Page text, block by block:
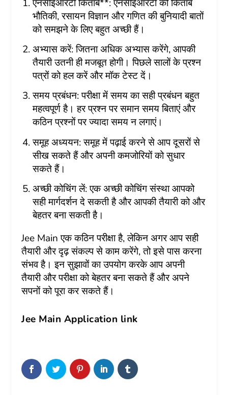
एनसीईआरटी किताबें**: एनसीईआरटी की किताबें
भौतिकी, रसायन विज्ञान और गणित की बुनियादी बातों
को समझने के लिए बहुत अच्छी हैं।
अभ्यास करें: जितना अधिक अभ्यास करेंगे, आपकी
तैयारी उतनी ही मजबूत होगी। पिछले सालों के प्रश्न
पत्रों को हल करें और मॉक टेस्ट दें।
समय प्रबंधन: परीक्षा में समय का सही प्रबंधन बहुत
महत्वपूर्ण है। हर प्रश्न पर समान समय बिताएं और
कठिन प्रश्नों पर ज्यादा समय न लगाएं।
समूह अध्ययन: समूह में पढ़ाई करने से आप दूसरों से
सीख सकते हैं और अपनी कमजोरियों को सुधार
सकते हैं।
अच्छी कोचिंग लें: एक अच्छी कोचिंग संस्था आपको
सही मार्गदर्शन दे सकती है और आपकी तैयारी को और
बेहतर बना सकती है।
Jee Mainएक कठिन परीक्षा है, लेकिन अगर आप सही
तैयारी और दृढ़ संकल्प से काम करेंगे, तो इसे पास करना
संभव है। इन सुझावों का उपयोग करके आप अपनी
तैयारी और परीक्षा को बेहतर बना सकते हैं और अपने
सपनों को पूरा कर सकते हैं।
Jee Main Application link